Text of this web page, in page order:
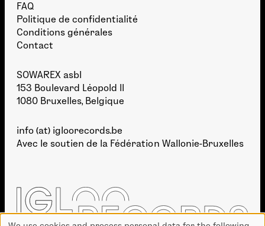
FAQ
Politique de confidentialité
Conditions générales
Contact
SOWAREX asbl
153 Boulevard Léopold II
1080 Bruxelles, Belgique
info (at) igloorecords.be
Avec le soutien de la Fédération Wallonie-Bruxelles